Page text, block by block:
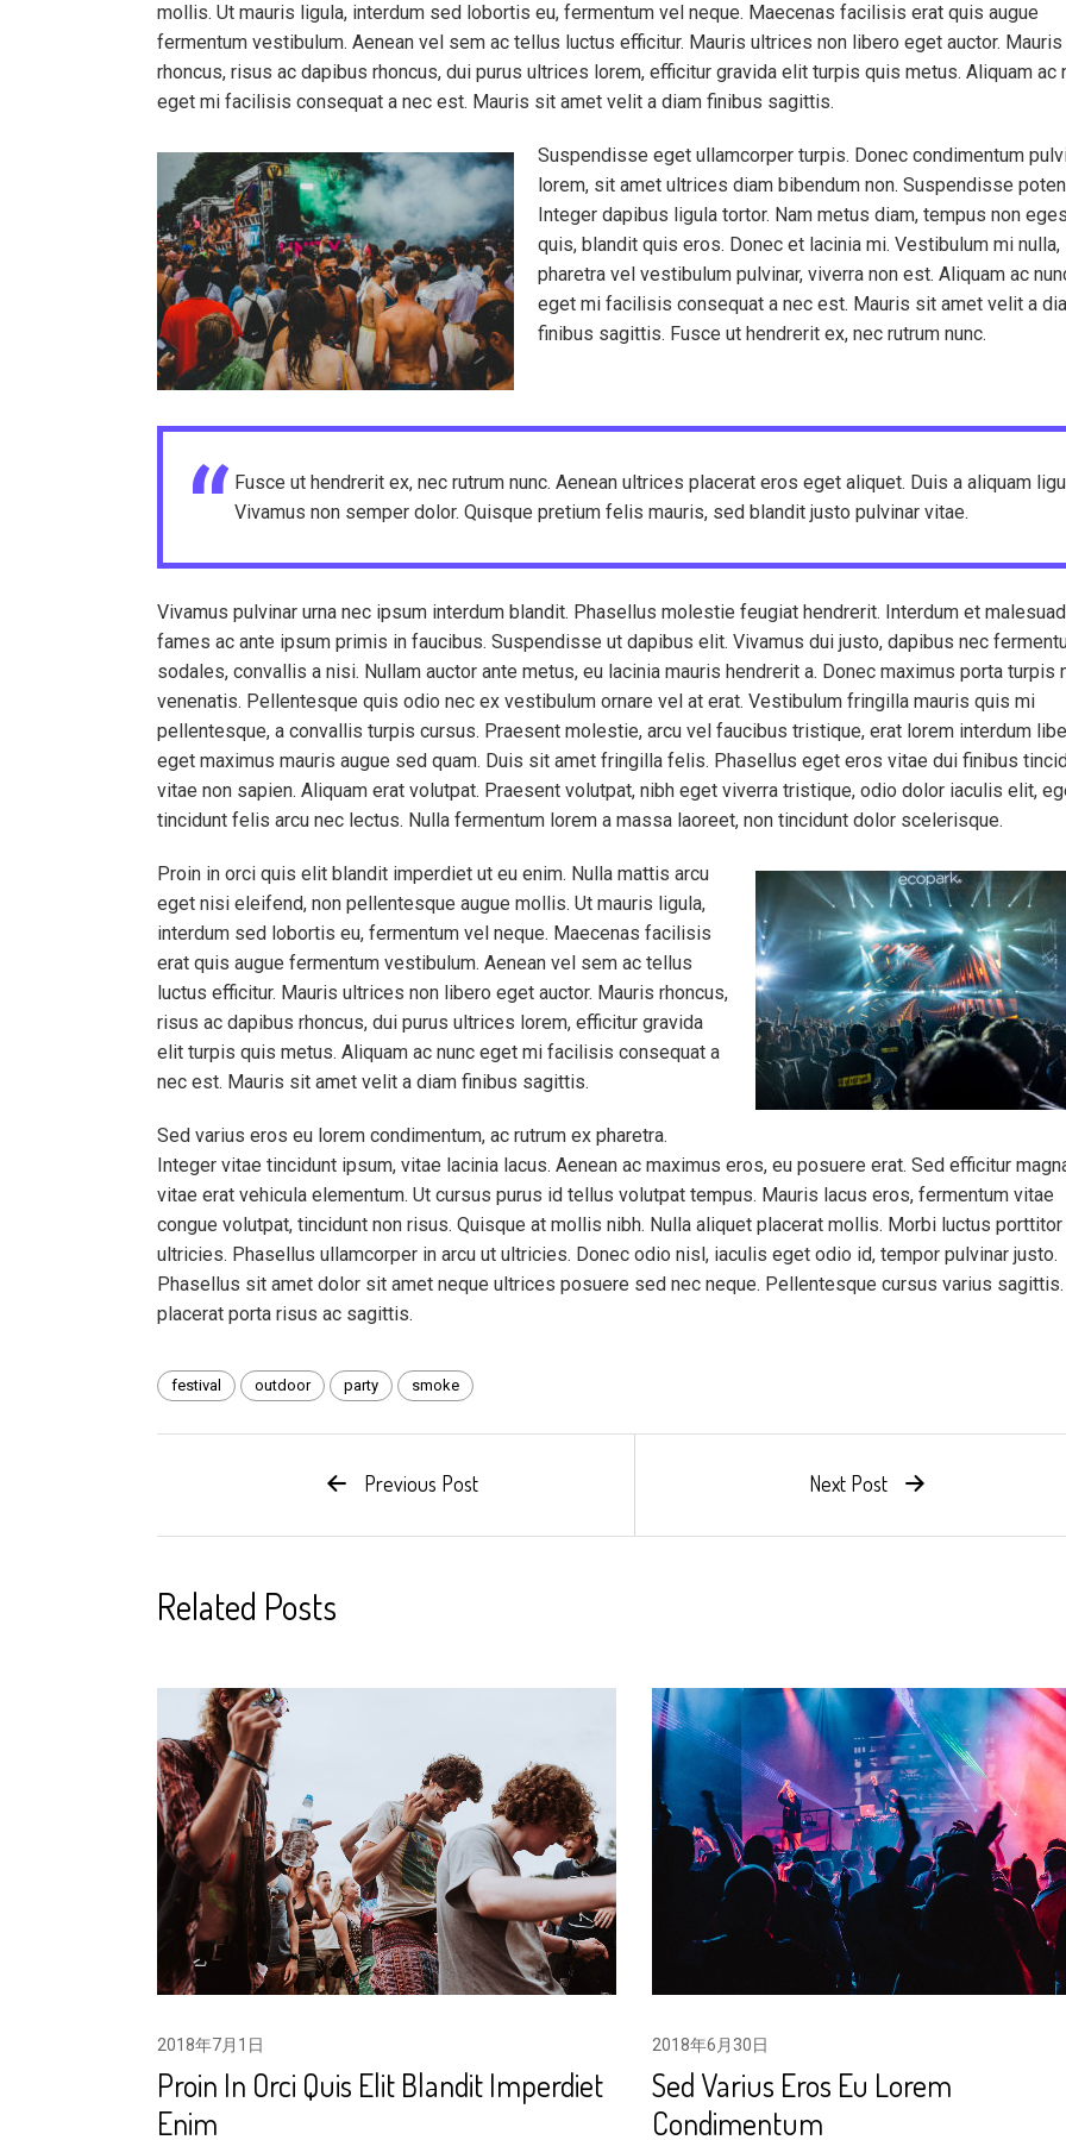
mollis. Ut mauris ligula, interdum sed lobortis eu, fermentum vel neque. Maecenas facilisis erat quis augue
fermentum vestibulum. Aenean vel sem ac tellus luctus efficitur. Mauris ultrices non libero eget auctor. Mauris
rhoncus, risus ac dapibus rhoncus, dui purus ultrices lorem, efficitur gravida elit turpis quis metus. Aliquam ac
eget mi facilisis consequat a nec est. Mauris sit amet velit a diam finibus sagittis.
Suspendisse eget ullamcorper turpis. Donec condimentum
lorem, sit amet ultrices diam bibendum non. Suspendisse
Integer dapibus ligula tortor. Nam metus diam, tempus non
quis, blandit quis eros. Donec et lacinia mi. Vestibulum mi nulla,
pharetra vel vestibulum pulvinar, viverra non est. Aliquam ac
eget mi facilisis consequat a nec est. Mauris sit amet velit a
finibus sagittis. Fusce ut hendrerit ex, nec rutrum nunc.
Fusce ut hendrerit ex, nec rutrum nunc. Aenean ultrices placerat eros eget aliquet. Duis a aliquam
Vivamus non semper dolor. Quisque pretium felis mauris, sed blandit justo pulvinar vitae.
Vivamus pulvinar urna nec ipsum interdum blandit. Phasellus molestie feugiat hendrerit. Interdum et
fames ac ante ipsum primis in faucibus. Suspendisse ut dapibus elit. Vivamus dui justo, dapibus nec
sodales, convallis a nisi. Nullam auctor ante metus, eu lacinia mauris hendrerit a. Donec maximus porta turpis
venenatis. Pellentesque quis odio nec ex vestibulum ornare vel at erat. Vestibulum fringilla mauris quis mi
pellentesque, a convallis turpis cursus. Praesent molestie, arcu vel faucibus tristique, erat lorem interdum
eget maximus mauris augue sed quam. Duis sit amet fringilla felis. Phasellus eget eros vitae dui finibus
vitae non sapien. Aliquam erat volutpat. Praesent volutpat, nibh eget viverra tristique, odio dolor iaculis elit,
tincidunt felis arcu nec lectus. Nulla fermentum lorem a massa laoreet, non tincidunt dolor scelerisque.
Proin in orci quis elit blandit imperdiet ut eu enim. Nulla mattis arcu
eget nisi eleifend, non pellentesque augue mollis. Ut mauris ligula,
interdum sed lobortis eu, fermentum vel neque. Maecenas facilisis
erat quis augue fermentum vestibulum. Aenean vel sem ac tellus
luctus efficitur. Mauris ultrices non libero eget auctor. Mauris rhoncus,
risus ac dapibus rhoncus, dui purus ultrices lorem, efficitur gravida
elit turpis quis metus. Aliquam ac nunc eget mi facilisis consequat a
nec est. Mauris sit amet velit a diam finibus sagittis.
Sed varius eros eu lorem condimentum, ac rutrum ex pharetra.
Integer vitae tincidunt ipsum, vitae lacinia lacus. Aenean ac maximus eros, eu posuere erat. Sed efficitur
vitae erat vehicula elementum. Ut cursus purus id tellus volutpat tempus. Mauris lacus eros, fermentum vitae
congue volutpat, tincidunt non risus. Quisque at mollis nibh. Nulla aliquet placerat mollis. Morbi luctus porttitor
ultricies. Phasellus ullamcorper in arcu ut ultricies. Donec odio nisl, iaculis eget odio id, tempor pulvinar justo.
Phasellus sit amet dolor sit amet neque ultrices posuere sed nec neque. Pellentesque cursus varius
placerat porta risus ac sagittis.
festival outdoor party smoke
Previous Post Next Post
Related Posts
2018年7月1日
Proin In Orci Quis Elit Blandit Imperdiet
Enim
2018年6月30日
Sed Varius Eros Eu Lorem
Condimentum